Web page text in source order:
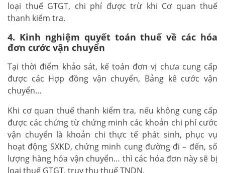
loại thuế GTGT, chi phí được trừ khi Cơ quan thuế
thanh kiểm tra.
4. Kinh nghiệm quyết toán thuế về các hóa
đơn cước vận chuyển
Tại thời điểm khảo sát, kế toán đơn vị chưa cung cấp
được các Hợp đồng vận chuyển, Bảng kê cước vận
chuyển…
Khi cơ quan thuế thanh kiểm tra, nếu không cung cấp
được các chứng từ chứng minh các khoản chi phí cước
vận chuyển là khoản chi thực tế phát sinh, phục vụ
hoạt động SXKD, chứng minh cung đường đi – đến, số
lượng hàng hóa vận chuyển… thì các hóa đơn này sẽ bị
loại thuế GTGT, truy thu thuế TNDN.